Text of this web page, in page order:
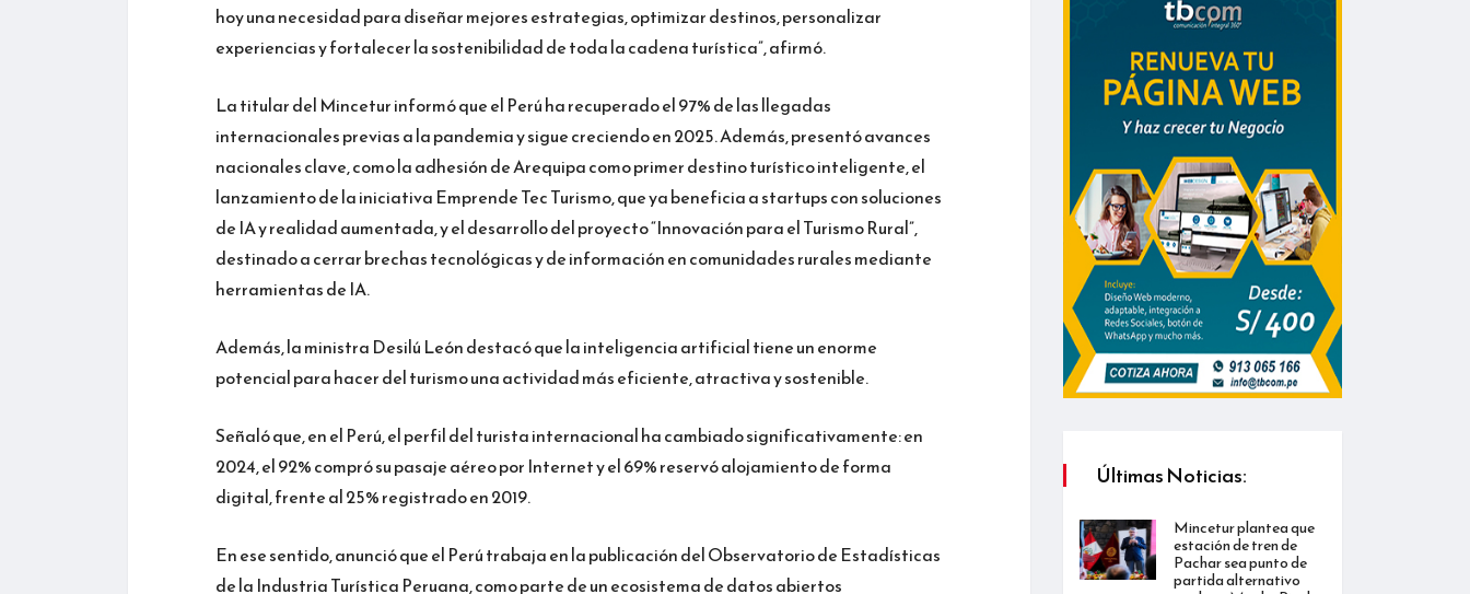
hoy una necesidad para diseñar mejores estrategias, optimizar destinos, personalizar
experiencias y fortalecer la sostenibilidad de toda la cadena turística”, afirmó.
La titular del Mincetur informó que el Perú ha recuperado el 97% de las llegadas
internacionales previas a la pandemia y sigue creciendo en 2025. Además, presentó avances
nacionales clave, como la adhesión de Arequipa como primer destino turístico inteligente, el
lanzamiento de la iniciativa Emprende Tec Turismo, que ya beneficia a startups con soluciones
de IA y realidad aumentada, y el desarrollo del proyecto “Innovación para el Turismo Rural”,
destinado a cerrar brechas tecnológicas y de información en comunidades rurales mediante
herramientas de IA.
Además, la ministra Desilú León destacó que la inteligencia artificial tiene un enorme
potencial para hacer del turismo una actividad más eficiente, atractiva y sostenible.
Señaló que, en el Perú, el perfil del turista internacional ha cambiado significativamente: en
2024, el 92% compró su pasaje aéreo por Internet y el 69% reservó alojamiento de forma
digital, frente al 25% registrado en 2019.
En ese sentido, anunció que el Perú trabaja en la publicación del Observatorio de Estadísticas
de la Industria Turística Peruana, como parte de un ecosistema de datos abiertos
Últimas Noticias:
Mincetur plantea que
estación de tren de
Pachar sea punto de
partida alternativo